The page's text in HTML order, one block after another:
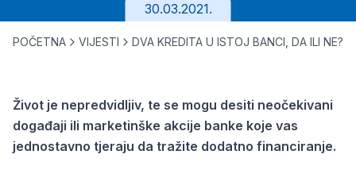
30.03.2021.
POČETNA VIJESTI DVA KREDITA U ISTOJ BANCI, DA ILI NE?
Život je nepredvidljiv, te se mogu desiti neočekivani
događaji ili marketinške akcije banke koje vas
jednostavno tjeraju da tražite dodatno financiranje.